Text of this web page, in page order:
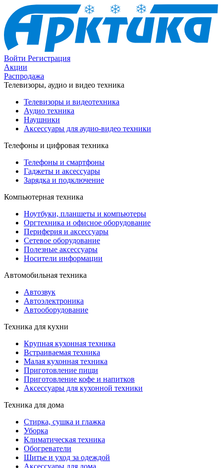
Войти Регистрация
Акции
Распродажа
Телевизоры, аудио и видео техника
Телевизоры и видеотехника
Аудио техника
Наушники
Аксессуары для аудио-видео техники
Телефоны и цифровая техника
Телефоны и смартфоны
Гаджеты и аксессуары
Зарядка и подключение
Компьютерная техника
Ноутбуки, планшеты и компьютеры
Оргтехника и офисное оборудование
Периферия и аксессуары
Cетевое оборудование
Полезные аксессуары
Носители информации
Автомобильная техника
Автозвук
Автоэлектроника
Автооборудование
Техника для кухни
Крупная кухонная техника
Встраиваемая техника
Малая кухонная техника
Приготовление пищи
Приготовление кофе и напитков
Аксессуары для кухонной техники
Техника для дома
Стирка, сушка и глажка
Уборка
Климатическая техника
Обогреватели
Шитье и уход за одеждой